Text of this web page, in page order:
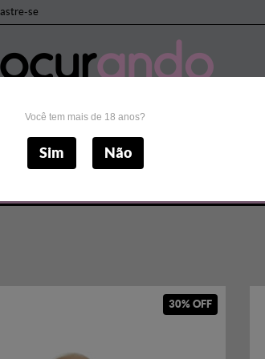
se
Bomba Peniana Brincadeiras
30% OFF
Você tem mais de 18 anos?
Sim Não